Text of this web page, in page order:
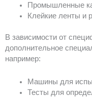
Промышленные
Клейкие ленты и
В зависимости от
дополнительное
например:
Машины для
Тесты для